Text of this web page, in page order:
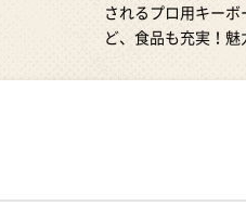
されるプロ用キー
ど、食品も充実！